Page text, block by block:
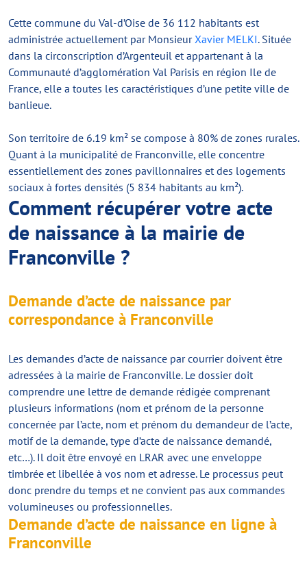
Cette commune du Val-d’Oise de 36 112 habitants est
administrée actuellement par MonsieurXavier MELKI. Située
dans la circonscription d’Argenteuil et appartenant à la
Communauté d’agglomération Val Parisis en région Ile de
France, elle a toutes les caractéristiques d’une petite ville de
banlieue.
Son territoire de 6.19 km² se compose à 80% de zones rurales.
Quant à la municipalité de Franconville, elle concentre
essentiellement des zones pavillonnaires et des logements
sociaux à fortes densités (5 834 habitants au km²).
Comment récupérer votre acte
de naissance à la mairie de
Franconville ?
Demande d’acte de naissance par
correspondance à Franconville
Les demandes d’acte de naissance par courrier doivent être
adressées à la mairie de Franconville. Le dossier doit
comprendre une lettre de demande rédigée comprenant
plusieurs informations (nom et prénom de la personne
concernée par l’acte, nom et prénom du demandeur de l’acte,
motif de la demande, type d’acte de naissance demandé,
etc…). Il doit être envoyé en LRAR avec une enveloppe
timbrée et libellée à vos nom et adresse. Le processus peut
donc prendre du temps et ne convient pas aux commandes
volumineuses ou professionnelles.
Demande d’acte de naissance en ligne à
Franconville